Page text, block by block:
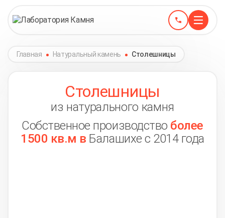
Главная Натуральный камень Столешницы
Столешницы
из натурального камня
Собственное производство более
1500 кв.м в Балашихе с 2014 года